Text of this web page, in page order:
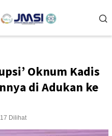
Oknum Kadis
di Adukan ke
17 Dilihat